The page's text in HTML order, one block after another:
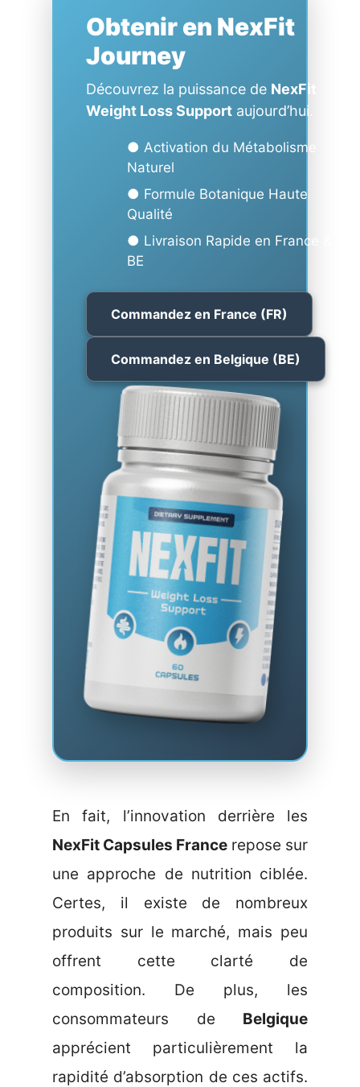
Obtenir en NexFit
Journey
Découvrez la puissance de NexFit
Weight Loss Support aujourd’hui.
● Activation du Métabolisme
Naturel
● Formule Botanique Haute
Qualité
● Livraison Rapide en France &
BE
Commandez en France (FR)
Commandez en Belgique (BE)
En fait, l’innovation derrière les
NexFit Capsules France repose sur
une approche de nutrition ciblée.
Certes, il existe de nombreux
produits sur le marché, mais peu
offrent cette clarté de
composition. De plus, les
consommateurs de Belgique
apprécient particulièrement la
rapidité d’absorption de ces actifs.